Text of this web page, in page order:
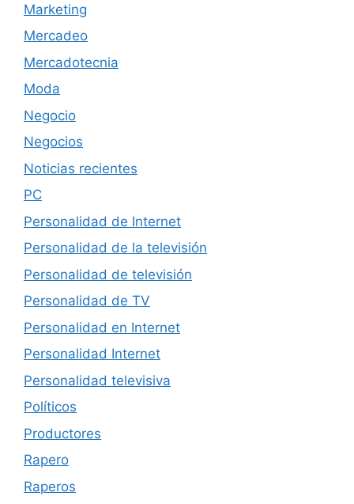
Marketing
Mercadeo
Mercadotecnia
Moda
Negocio
Negocios
Noticias recientes
PC
Personalidad de Internet
Personalidad de la televisión
Personalidad de televisión
Personalidad de TV
Personalidad en Internet
Personalidad Internet
Personalidad televisiva
Políticos
Productores
Rapero
Raperos